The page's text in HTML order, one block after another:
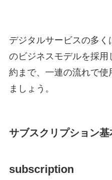
デジタルサービスの多
のビジネスモデルを採
約まで、一連の流れで使
ましょう。
サブスクリプション基
subscription